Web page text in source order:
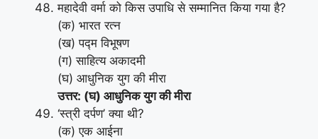
महादेवी वर्मा को किस उपाधि से सम्मानित किया गया है?
(क) भारत रत्न
(ख) पद्म विभूषण
(ग) साहित्य अकादमी
(घ) आधुनिक युग की मीरा
उत्तर: (घ) आधुनिक युग की मीरा
‘स्त्री दर्पण’ क्या थी?
(क) एक आईना